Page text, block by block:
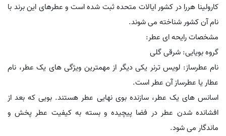
کارولینا هررا در کشور ایالات متحده ثبت شده است و عطرهای این برند با
نام آن کشور شناخته می شوند.
مشخصات رایحه ای عطر:
گروه بویایی: شرقی گلی
نام عطرساز: لویس ترنر یکی دیگر از مهمترین ویژگی های یک عطر، نام
عطار یا عطرساز آن عطر است.
اسانس های یک عطر، سازنده بوی نهایی عطر هستند. بویی که بعد از
افشانده شدن عطر در فضا پیچیده و بسته به کیفیت عطر پخش و
ماندگار می شود.